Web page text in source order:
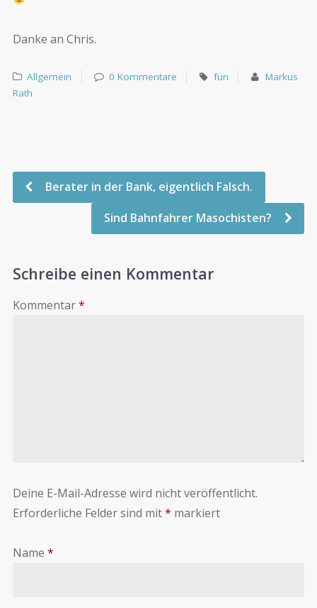
Danke an Chris.
Allgemein 0 Kommentare fun
Markus
Rath
Berater in der Bank, eigentlich Falsch.
Sind Bahnfahrer Masochisten?
Schreibe einen Kommentar
Kommentar*
Deine E-Mail-Adresse wird nicht veröffentlicht.
Erforderliche Felder sind mit* markiert
Name *